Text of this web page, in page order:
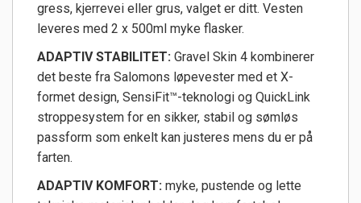
gress, kjerrevei eller grus, valget er ditt. Vesten
leveres med 2 x 500ml myke flasker.
ADAPTIV STABILITET: Gravel Skin 4 kombinerer
det beste fra Salomons løpevester med et X-
formet design, SensiFit™-teknologi og QuickLink
stroppesystem for en sikker, stabil og sømløs
passform som enkelt kan justeres mens du er på
farten.
ADAPTIV KOMFORT: myke, pustende og lette